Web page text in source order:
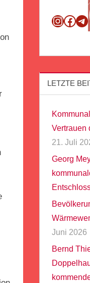
LETZTE
Vertrauen
21. Juli
Georg
Juni 2026
Bernd